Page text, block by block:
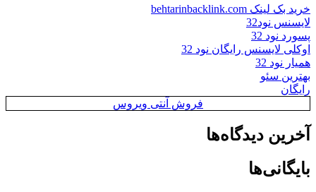
خرید بک لینک behtarinbacklink.com
لایسنس نود32
پسورد نود 32
اوکلی لایسنس رایگان نود 32
همیار نود 32
بهترین سئو
رایگان
فروش آنتی ویروس
آخرین دیدگاه‌ها
بایگانی‌ها